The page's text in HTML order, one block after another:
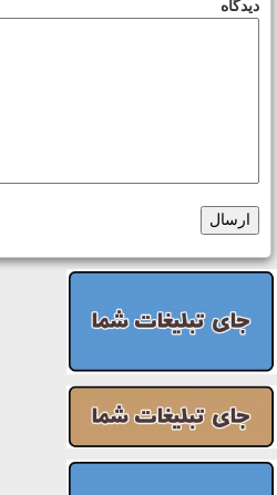
دیدگاه
ارسال